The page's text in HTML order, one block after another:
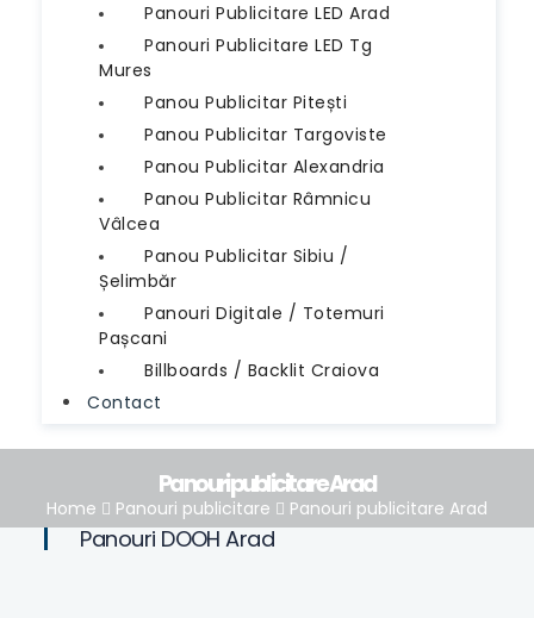
Panouri Publicitare LED Arad
Panouri Publicitare LED Tg
Mures
Panou Publicitar Pitești
Panou Publicitar Targoviste
Panou Publicitar Alexandria
Panou Publicitar Râmnicu
Vâlcea
Panou Publicitar Sibiu /
Șelimbăr
Panouri Digitale / Totemuri
Pașcani
Billboards / Backlit Craiova
Contact
Panouri publicitare Arad
Home Panouri publicitare Panouri publicitare Arad
Panouri DOOH Arad